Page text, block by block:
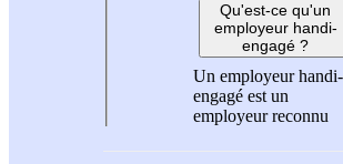
Qu'est-ce qu'un
employeur handi-
engagé ?
Un employeur handi-
engagé est un
employeur reconnu